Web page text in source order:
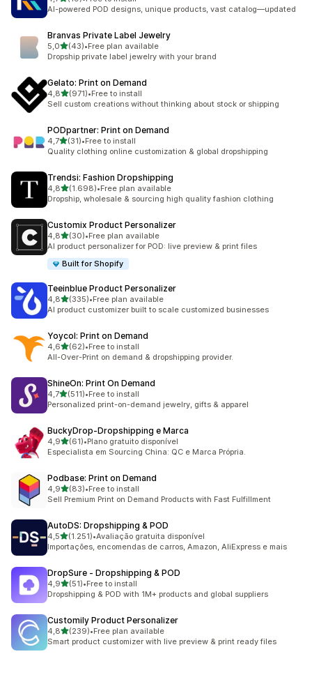
19 total de avaliações
AI-powered POD designs, unique products, vast catalog—updated
Branvas Private Label Jewelry
5,0de 5 estrelas
(43)
43 total de avaliações
•Free plan available
Dropship private label jewelry with your brand
Gelato: Print on Demand
4,8de 5 estrelas
(971)
971 total de avaliações
•Free to install
Sell custom creations without thinking about stock or shipping
PODpartner: Print on Demand
4,7de 5 estrelas
(31)
31 total de avaliações
•Free to install
Quality clothing online customization & global dropshipping
Trendsi: Fashion Dropshipping
4,8de 5 estrelas
(1.698)
1698 total de avaliações
•Free plan available
Dropship, wholesale & sourcing high quality fashion clothing
Customix Product Personalizer
4,8de 5 estrelas
(30)
30 total de avaliações
•Free plan available
AI product personalizer for POD: live preview & print files
Built for Shopify
Teeinblue Product Personalizer
4,8de 5 estrelas
(335)
335 total de avaliações
•Free plan available
AI product customizer built to scale customized businesses
Yoycol: Print on Demand
4,6de 5 estrelas
(62)
62 total de avaliações
•Free to install
All-Over-Print on demand & dropshipping provider.
ShineOn: Print On Demand
4,7de 5 estrelas
(511)
511 total de avaliações
•Free to install
Personalized print-on-demand jewelry, gifts & apparel
BuckyDrop‑Dropshipping e Marca
4,9de 5 estrelas
(61)
61 total de avaliações
•Plano gratuito disponível
Especialista em Sourcing China: QC e Marca Própria.
Podbase: Print on Demand
4,9de 5 estrelas
(83)
83 total de avaliações
•Free to install
Sell Premium Print on Demand Products with Fast Fulfillment
AutoDS: Dropshipping & POD
4,5de 5 estrelas
(1.251)
1251 total de avaliações
•Avaliação gratuita disponível
Importações, encomendas de carros, Amazon, AliExpress e mais
DropSure ‑ Dropshipping & POD
4,9de 5 estrelas
(51)
51 total de avaliações
•Free to install
Dropshipping & POD with 1M+ products and global suppliers
Customily Product Personalizer
4,8de 5 estrelas
(239)
239 total de avaliações
•Free plan available
Smart product customizer with live preview & print ready files